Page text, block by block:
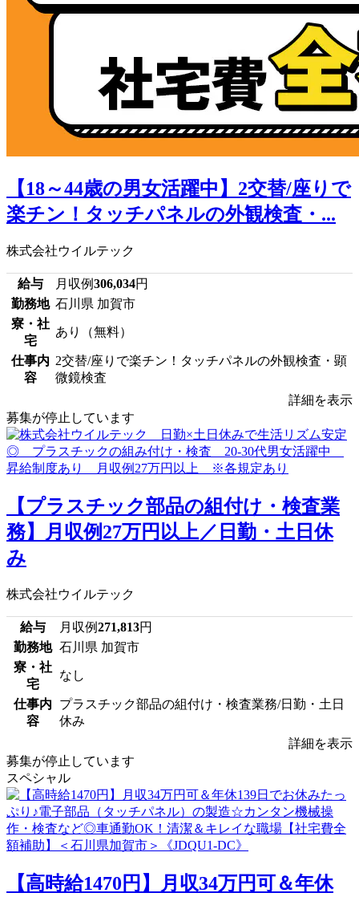
【18～44歳の男女活躍中】2交替/座りで
楽チン！タッチパネルの外観検査・...
株式会社ウイルテック
給与 月収例306,034円
勤務地 石川県 加賀市
寮・社
宅
あり（無料）
仕事内
容
2交替/座りで楽チン！タッチパネルの外観検査・顕
微鏡検査
詳細を表示
募集が停止しています
【プラスチック部品の組付け・検査業
務】月収例27万円以上／日勤・土日休
み
株式会社ウイルテック
給与 月収例271,813円
勤務地 石川県 加賀市
寮・社
宅
なし
仕事内
容
プラスチック部品の組付け・検査業務/日勤・土日
休み
詳細を表示
募集が停止しています
スペシャル
【高時給1470円】月収34万円可＆年休